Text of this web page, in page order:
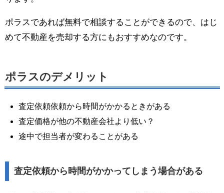
ポラスであれば無料で相談することができるので、はじ
めて不動産を売却する方にもおすすめなのです。
ポラスのデメリット
査定依頼依頼から時間がかかるときがある
査定価格が他の不動産会社より低い？
途中で担当者が変わることがある
査定依頼から時間がかかってしまう場合がある